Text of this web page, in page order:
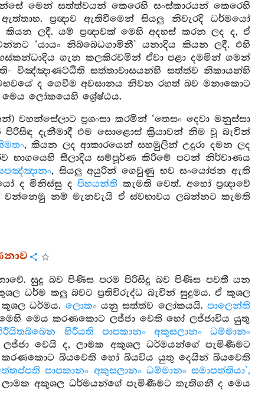
මෙන් සත්ත්වයන් කෙරෙහි සංස්කාරයන් කෙරෙහි
ප්‍රඥාව ඇතිවීමෙන් සියලු නිවැරදි ධර්මයෝ
කියන ලදී. යම් ප්‍රඥාවක් මෙහි අදහස් කරන ලද ද, ඒ
‘යායං නිබ්බෙධගාමිනී’ යනාදිය කියන ලදී. එහි
ගැන කලකිරවමින් ඒවා පළා දමමින් ගමන්
විඤ්ඤාණට්ඨිති සත්තාවාසයන්හි සත්ත්ව නිකායන්හි
ද ගෙවීම අවසානය නිවන රහත් බව මනාකොට
මෙය ලෝකයෙහි ශ්‍රේෂ්ඨය.
වහන්සේලාට ප්‍රශංසා කරමින් ‘තෙසං දෙවා මනුස්සා
පිරිසිඳ දැනීමාදී එම සොළොස් ක්‍රියාවන් නිම වූ බැවින්
, කියන ලද ආකාරයෙන් සහමුලින් උදුරා දමන ලද
භාගයෙහි සීලාදිය සම්පූර්ණ කිරිමේ පටන් නිර්වාණය
, සියලු අයුරින් ගෙවුණු භව සංයෝජන ඇති
ද මිනිස්සු දපිහයන්ති කැමති වෙත්. අහෝ ප්‍රඥාවේ
නම් මැනවැයි ඒ ස්වභාවය ලබන්නට කැමති
සුදු බව පිණිස පරම පිරිසිදු බව පිණිස පවතී යන
ධර්ම කලු බවට ප්‍රතිවිරුද්ධ බැවින් සුදුමය. ඒ කුශල
ධර්මය. ලොකංයනු සත්ත්ව ලෝකයයි.පාලෙන්ති
මෙය කරණකොට ලජ්ජා වෙති හෝ ලජ්ජාවිය යුතු
හිරීයති පාපකානං අකුසලානං ධම්මානං
වෙයි ද, ලාමක අකුශල ධර්මයන්ගේ පැමිණීමට
කරණකොට බියවෙති හෝ බියවිය යුතු දෙයින් බියවෙති
පාපකානං අකුසලානං ධම්මානං සමාපත්තියා’,
අකුශල ධර්මයන්ගේ පැමිණීමට තැතිගනී ද මෙය